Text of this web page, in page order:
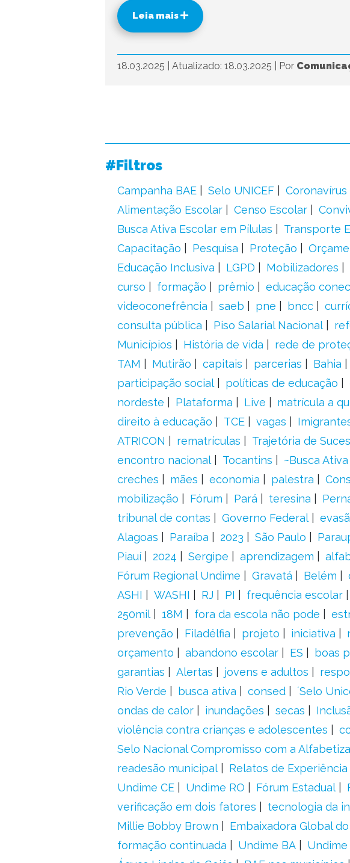
Leia mais
18.03.2025 Atualizado: 18.03.2025 Por
#Filtros
Campanha BAE Selo UNICEF Coronavírus
Alimentação Escolar
Censo Escolar
Busca Ativa Escolar em Pílulas
Transporte
Capacitação
Pesquisa Proteção
Educação Inclusiva
LGPD Mobilizadores
curso
formação prêmio educação
videoconefrência
saeb pne bncc
consulta pública
Piso Salarial Nacional
Municípios
História de vida rede de
TAM
Mutirão capitais parcerias Bahia
participação social
políticas de educação
nordeste
Plataforma Live matrícula a
direito à educação
TCE vagas
ATRICON
rematrículas Trajetória de
encontro nacional
Tocantins ~Busca
creches
mães economia palestra
mobilização
Fórum Pará teresina
tribunal de contas
Governo Federal
Alagoas
Paraíba 2023 São Paulo
Piauí
2024 Sergipe aprendizagem
Fórum Regional Undime
Gravatá Belém
ASHI
WASHI RJ PI frequência escolar
250mil
18M fora da escola não pode
prevenção
Filadélfia projeto iniciativa
orçamento
abandono escolar ES boas
garantias
Alertas jovens e adultos
Rio Verde
busca ativa consed ´Selo
ondas de calor
inundações secas
violência contra crianças e adolescentes
Selo Nacional Compromisso com a
readesão municipal
Relatos de Experiência
Undime CE
Undime RO Fórum Estadual
verificação em dois fatores
tecnologia da
Millie Bobby Brown
Embaixadora Global
formação continuada
Undime BA Undime